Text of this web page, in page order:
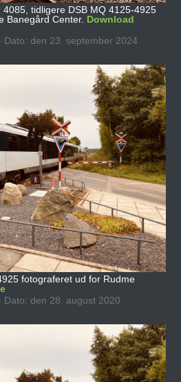
4085, tidligere DSB MQ 4125-4925
Banegård Center. Download
den 23. september 2024
fotograferet ud for Rudme
den 28. august 2020